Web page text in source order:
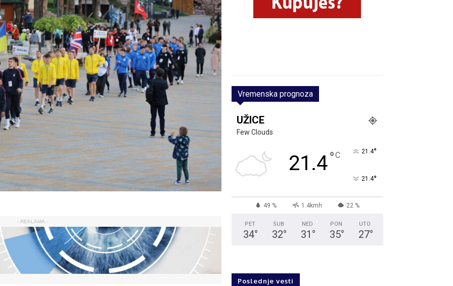
- REKLAMA -
Vremenska prognoza
UŽICE
Few Clouds
21.4°C 21.4°
21.4°
49 % 1.4kmh 22 %
PET
34°
SUB
32°
NED
31 °
PON
35°
UTO
27°
Poslednje vesti